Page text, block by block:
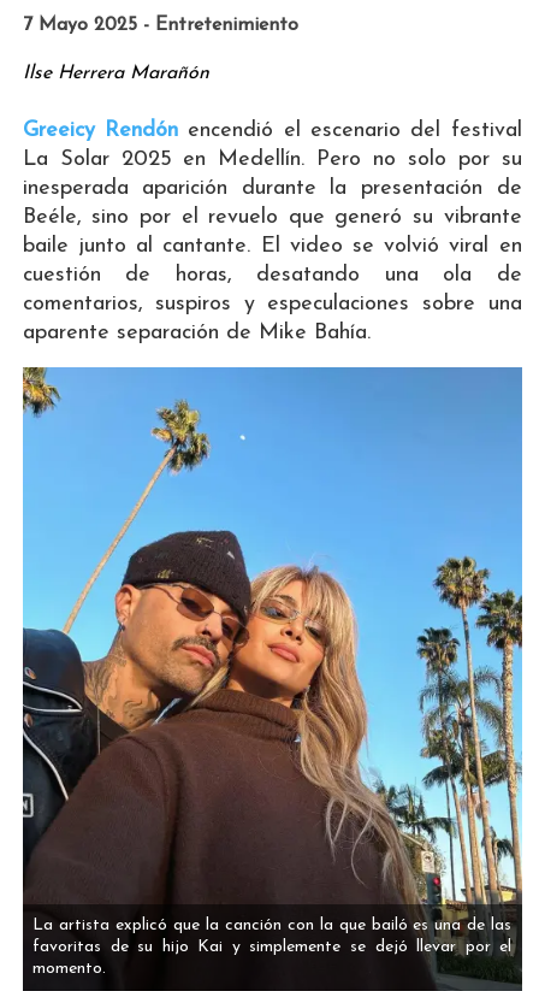
7 Mayo 2025 - Entretenimiento
Ilse Herrera Marañón
Greeicy Rendón encendió el escenario del festival
La Solar 2025 en Medellín. Pero no solo por su
inesperada aparición durante la presentación de
Beéle, sino por el revuelo que generó su vibrante
baile junto al cantante. El video se volvió viral en
cuestión de horas, desatando una ola de
comentarios, suspiros y especulaciones sobre una
aparente separación de Mike Bahía.
La artista explicó que la canción con la que bailó es una de las
favoritas de su hijo Kai y simplemente se dejó llevar por el
momento.